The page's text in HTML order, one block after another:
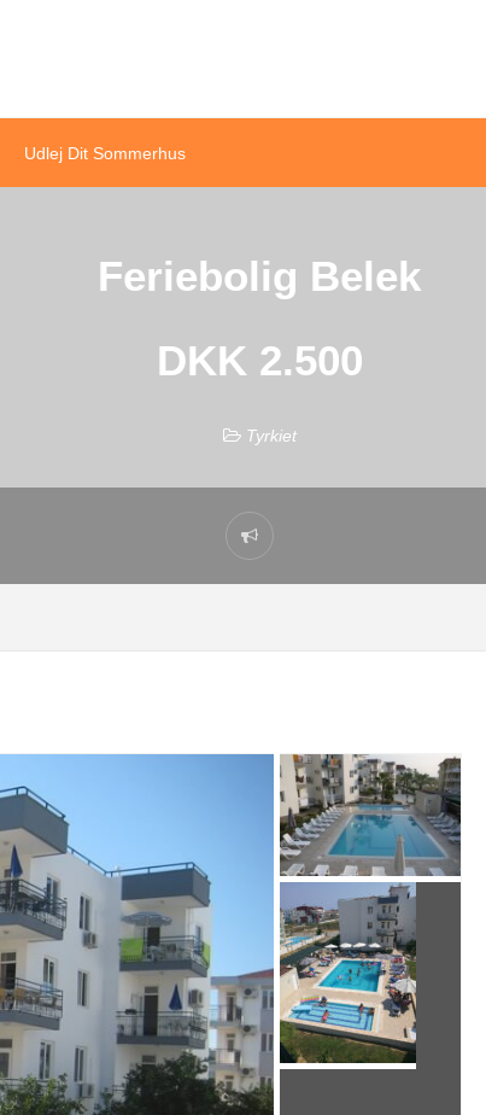
Udlej Dit Sommerhus
Feriebolig Belek
DKK 2.500
Tyrkiet